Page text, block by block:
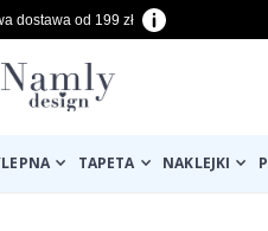
dostawa od 199 zł
TAPETA NAKLEJKI